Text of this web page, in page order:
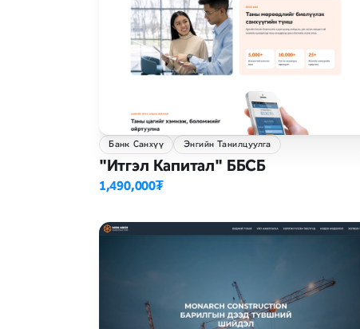
Банк Санхүү Энгийн Танилцуулга
"Итгэл Капитал" ББСБ
1,490,000₮